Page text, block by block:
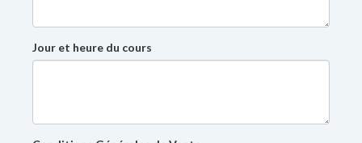
Jour et heure du cours